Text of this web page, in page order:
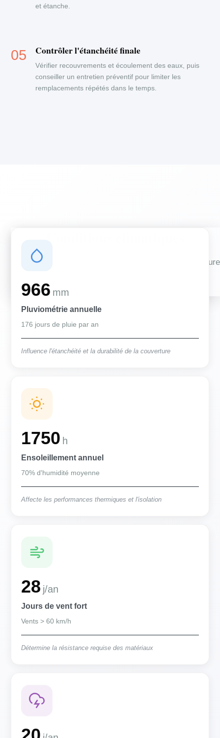
et étanche.
Contrôler l'étanchéité finale
Vérifier recouvrements et écoulement des eaux, puis
conseiller un entretien préventif pour limiter les
remplacements répétés dans le temps.
Des conditions qui influencent vos travaux de couverture
966 mm
Pluviométrie annuelle
176 jours de pluie par an
Influence l'étanchéité et la durabilité de la couverture
1750 h
Ensoleillement annuel
70% d'humidité moyenne
Affecte les performances thermiques et l'isolation
28 j/an
Jours de vent fort
Vents > 60 km/h
Détermine la résistance requise des matériaux